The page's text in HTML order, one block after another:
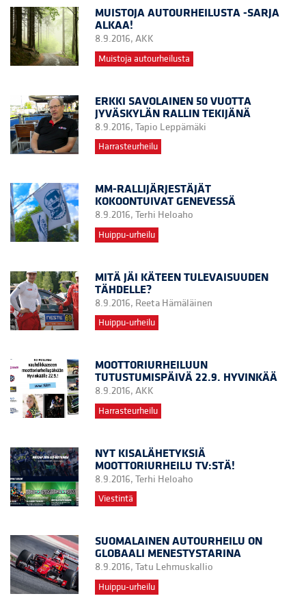
MUISTOJA AUTOURHEILUSTA -SARJA
ALKAA!
8.9.2016, AKK
Muistoja autourheilusta
ERKKI SAVOLAINEN 50 VUOTTA
JYVÄSKYLÄN RALLIN TEKIJÄNÄ
8.9.2016, Tapio Leppämäki
Harrasteurheilu
MM-RALLIJÄRJESTÄJÄT
KOKOONTUIVAT GENEVESSÄ
8.9.2016, Terhi Heloaho
Huippu-urheilu
MITÄ JÄI KÄTEEN TULEVAISUUDEN
TÄHDELLE?
8.9.2016, Reeta Hämäläinen
Huippu-urheilu
MOOTTORIURHEILUUN
TUTUSTUMISPÄIVÄ 22.9. HYVINKÄÄ
8.9.2016, AKK
Harrasteurheilu
NYT KISALÄHETYKSIÄ
MOOTTORIURHEILU TV:STÄ!
8.9.2016, Terhi Heloaho
Viestintä
SUOMALAINEN AUTOURHEILU ON
GLOBAALI MENESTYSTARINA
8.9.2016, Tatu Lehmuskallio
Huippu-urheilu